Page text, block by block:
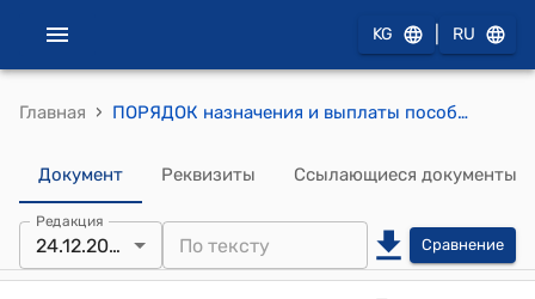
KG RU
Главная › ПОРЯДОК назначения и выплаты пособия по беременности и родам безработным женщинам, отбывающим наказания в учреждениях уголовно-исполнительной системы (к постановлению Правительства КР от 19 ноября 2018 года № 534)
Документ Реквизиты Ссылающиеся документы
Редакция
24.12.2021 Сравнение